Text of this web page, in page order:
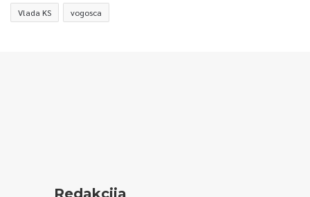
Vlada KS vogosca
Redakcija